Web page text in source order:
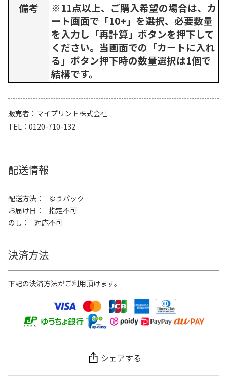
備考
※11点以上、ご購入希望の場合は、カ
ート画面で「10+」を選択、必要数量
を入力し「再計算」ボタンを押下して
ください。当画面での「カートに入れ
る」ボタン押下時の数量選択は1個で
結構です。
販売者
マイプリント株式会社
TEL
0120-710-132
配送情報
配送方法
ゆうパック
お届け日
指定不可
のし
対応不可
決済方法
下記の決済方法がご利用頂けます。
シェアする